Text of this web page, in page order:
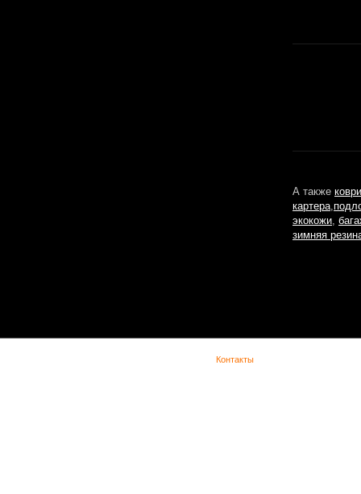
А также
картера,
экокожи,
зимняя
Контакты